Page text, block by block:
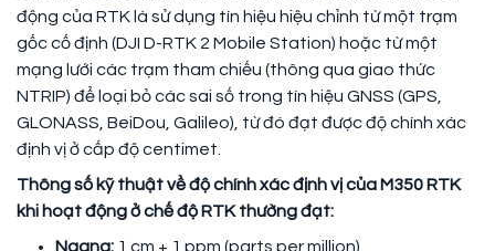
động của RTK là sử dụng tín hiệu hiệu chỉnh từ một trạm
gốc cố định (DJI D-RTK 2 Mobile Station) hoặc từ một
mạng lưới các trạm tham chiếu (thông qua giao thức
NTRIP) để loại bỏ các sai số trong tín hiệu GNSS (GPS,
GLONASS, BeiDou, Galileo), từ đó đạt được độ chính xác
định vị ở cấp độ centimet.
Thông số kỹ thuật về độ chính xác định vị của M350 RTK
khi hoạt động ở chế độ RTK thường đạt:
Ngang: 1 cm + 1 ppm (parts per million)